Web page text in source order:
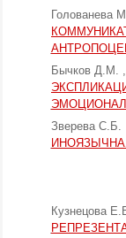
Голованева
Бычков Д.М.
Зверева С.Б.
Кузнецова